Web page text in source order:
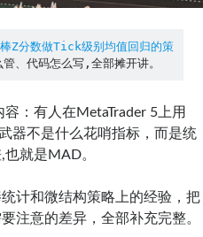
棒Z分数做Tick级别均值回归的策
、代码怎么写,全部摊开讲。
：有人在MetaTrader 5上用
器不是什么花哨指标，而是统
就是MAD。
计和微结构策略上的经验，把
注意的差异，全部补充完整。